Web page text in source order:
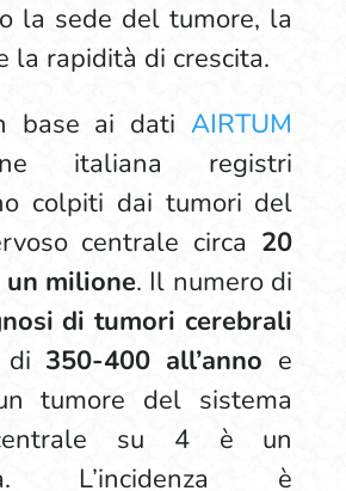
la sede del tumore, la
la rapidità di crescita.
base ai datiAIRTUM
italiana registri
colpiti dai tumori del
centrale circa 20
milione. Il numero di
di tumori cerebrali
350-400 all’anno e
tumore del sistema
su 4 è un
L’incidenza è